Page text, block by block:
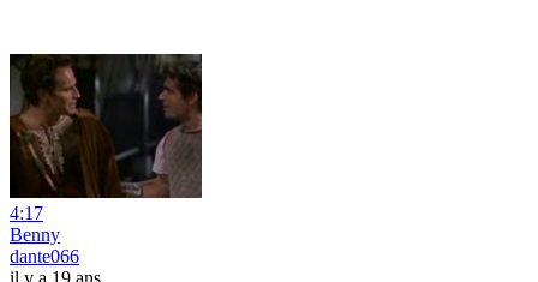
4:17
Benny
dante066